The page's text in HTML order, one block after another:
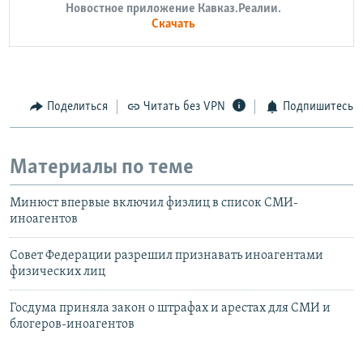
Новостное приложение Кавказ.Реалии.
Скачать
Поделиться Читать без VPN Подпишитесь
Материалы по теме
Минюст впервые включил физлиц в список СМИ-
иноагентов
Совет Федерации разрешил признавать иноагентами
физических лиц
Госдума приняла закон о штрафах и арестах для СМИ и
блогеров-иноагентов